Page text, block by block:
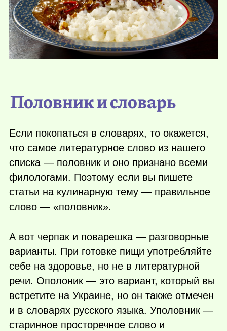
Половник и словарь
Если покопаться в словарях, то окажется,
что самое литературное слово из нашего
списка — половник и оно признано всеми
филологами. Поэтому если вы пишете
статьи на кулинарную тему — правильное
слово — «половник».
А вот черпак и поварешка — разговорные
варианты. При готовке пищи употребляйте
себе на здоровье, но не в литературной
речи. Ополоник — это вариант, который вы
встретите на Украине, но он также отмечен
и в словарях русского языка. Уполовник —
старинное просторечное слово и